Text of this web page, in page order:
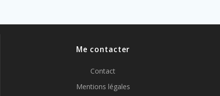
Me contacter
Contact
Mentions légales